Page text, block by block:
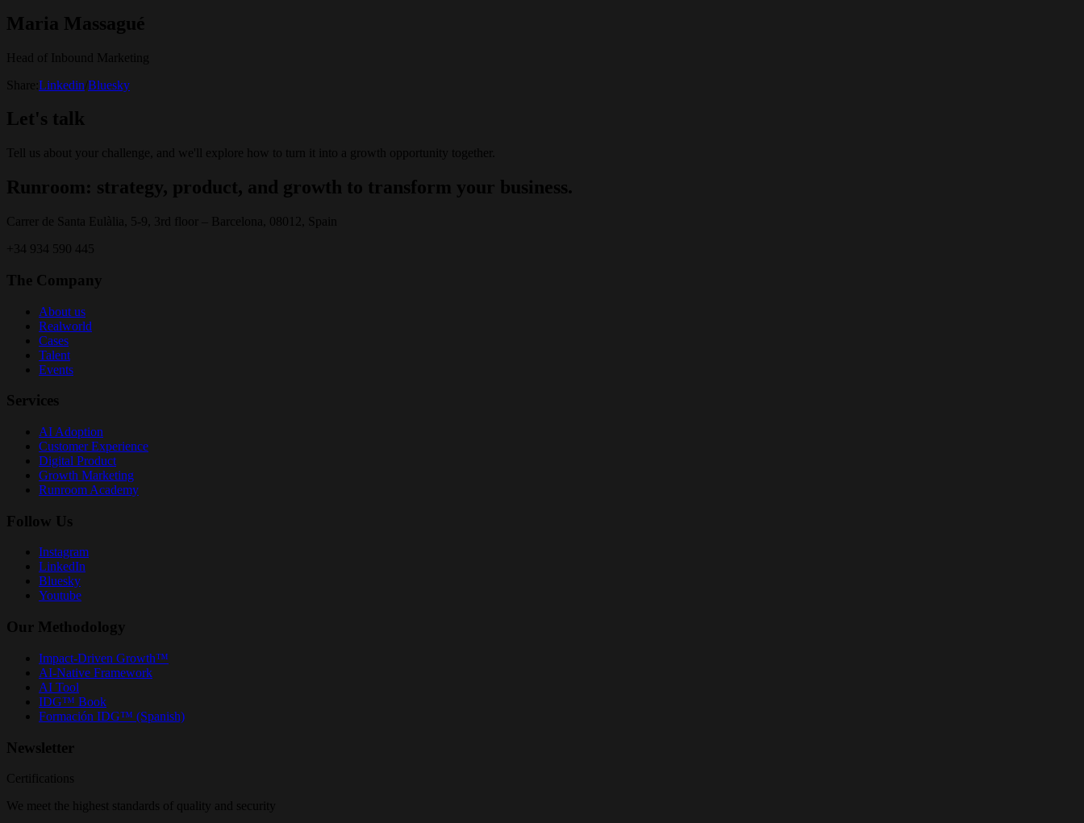
Maria Massagué
Head of Inbound Marketing
Share: Linkedin Bluesky
Let's talk
Tell us about your challenge, and we'll explore how to turn it into a growth opportunity together.
Runroom: strategy, product, and growth to transform your business.
Carrer de Santa Eulàlia, 5-9, 3rd floor – Barcelona, 08012, Spain
+34 934 590 445
The Company
About us
Realworld
Cases
Talent
Events
Services
AI Adoption
Customer Experience
Digital Product
Growth Marketing
Runroom Academy
Follow Us
Instagram
LinkedIn
Bluesky
Youtube
Our Methodology
Impact-Driven Growth™
AI-Native Framework
AI Tool
IDG™ Book
Formación IDG™ (Spanish)
Newsletter
Certifications
We meet the highest standards of quality and security